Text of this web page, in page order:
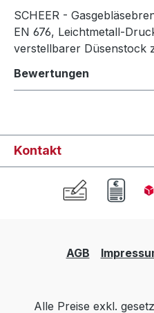
SCHEER -
EN 676, Leichtmetall-
verstellbarer Düsenstock
Bewertungen
Kontakt
AGB
Alle Preise exkl.